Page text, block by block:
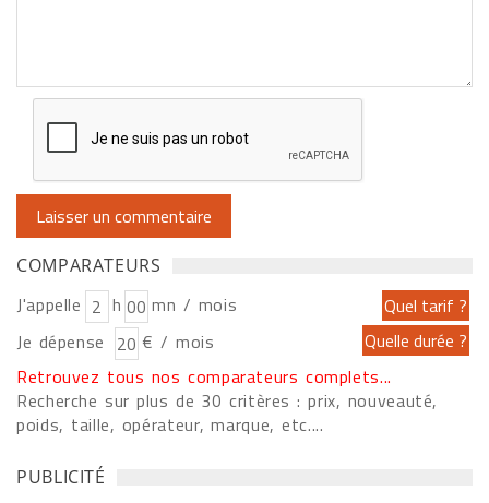
COMPARATEURS
J'appelle h
mn / mois
Je dépense
€ / mois
Retrouvez tous nos comparateurs complets...
Recherche sur plus de 30 critères : prix, nouveauté,
poids, taille, opérateur, marque, etc....
PUBLICITÉ